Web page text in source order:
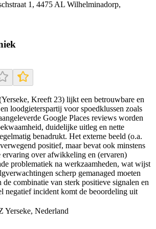
1, 4475 AL Wilhelminadorp,
Kreeft 23) lijkt een betrouwbare en
loodgieterspartij voor spoedklussen zoals
Google Places reviews worden
duidelijke uitleg en nette
benadrukt. Het externe beeld (o.a.
positief, maar bevat ook minstens
ervaring over afwikkeling en (ervaren)
problematiek na werkzaamheden, wat wijst
scherp gemanaged moeten
combinatie van sterk positieve signalen en
negatief incident komt de beoordeling uit
Yerseke, Nederland